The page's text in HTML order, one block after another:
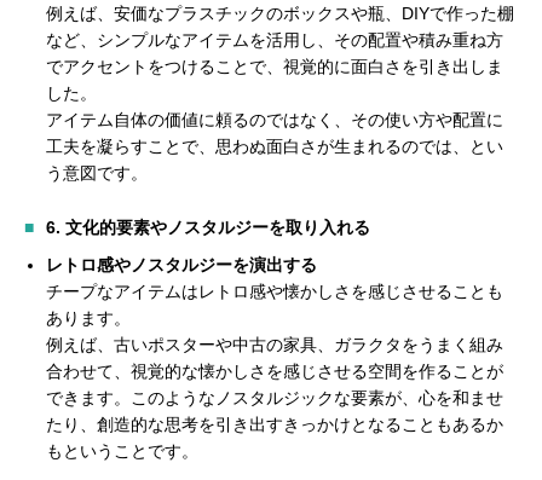
例えば、安価なプラスチックのボックスや瓶、DIYで作った棚
など、シンプルなアイテムを活用し、その配置や積み重ね方
でアクセントをつけることで、視覚的に面白さを引き出しま
した。
アイテム自体の価値に頼るのではなく、その使い方や配置に
工夫を凝らすことで、思わぬ面白さが生まれるのでは、とい
う意図です。
6. 文化的要素やノスタルジーを取り入れる
レトロ感やノスタルジーを演出する
チープなアイテムはレトロ感や懐かしさを感じさせることも
あります。
例えば、古いポスターや中古の家具、ガラクタをうまく組み
合わせて、視覚的な懐かしさを感じさせる空間を作ることが
できます。このようなノスタルジックな要素が、心を和ませ
たり、創造的な思考を引き出すきっかけとなることもあるか
もということです。